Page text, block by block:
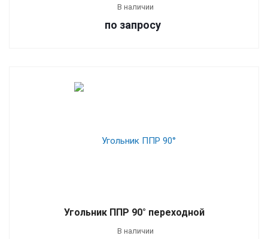
В наличии
по запросу
Угольник ППР 90° переходной
В наличии